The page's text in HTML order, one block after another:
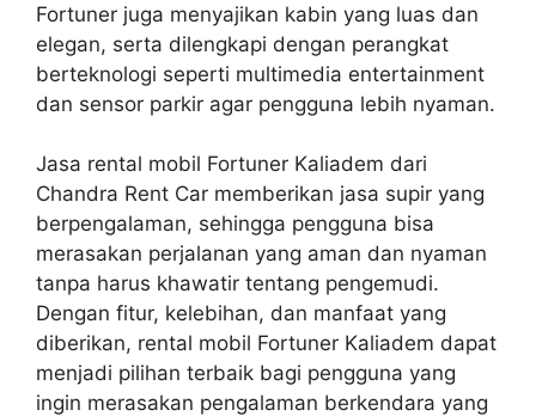
Fortuner juga menyajikan kabin yang luas dan
elegan, serta dilengkapi dengan perangkat
berteknologi seperti multimedia entertainment
dan sensor parkir agar pengguna lebih nyaman.
Jasa rental mobil Fortuner Kaliadem dari
Chandra Rent Car memberikan jasa supir yang
berpengalaman, sehingga pengguna bisa
merasakan perjalanan yang aman dan nyaman
tanpa harus khawatir tentang pengemudi.
Dengan fitur, kelebihan, dan manfaat yang
diberikan, rental mobil Fortuner Kaliadem dapat
menjadi pilihan terbaik bagi pengguna yang
ingin merasakan pengalaman berkendara yang